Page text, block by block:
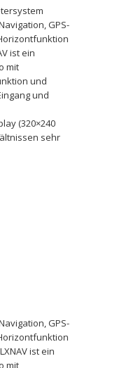
GPS-
ist ein
mit
und
und
(320×240
sehr
GPS-
ist ein
mit